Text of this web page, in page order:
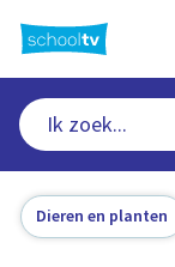
naar
hoofdinhoud
Dieren en planten